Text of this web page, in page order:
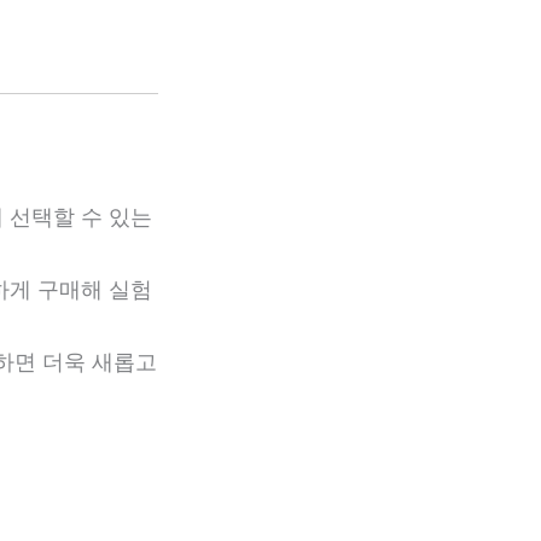
선택할 수 있는
구매해 실험
면 더욱 새롭고